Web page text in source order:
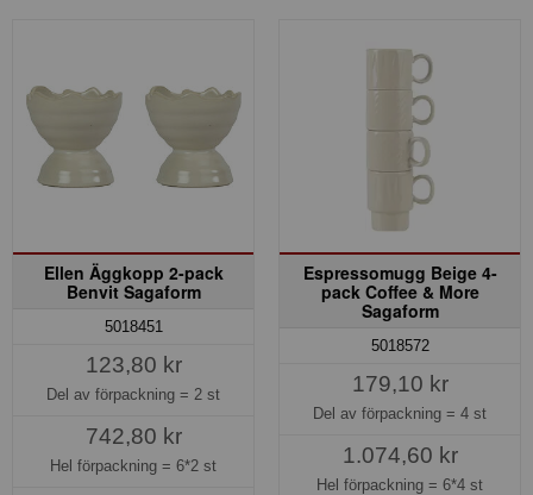
Ellen Äggkopp 2-pack
Benvit Sagaform
5018451
123,80 kr
Del av förpackning = 2 st
742,80 kr
Hel förpackning = 6*2 st
Espressomugg Beige 4-
pack Coffee & More
Sagaform
5018572
179,10 kr
Del av förpackning = 4 st
1.074,60 kr
Hel förpackning = 6*4 st